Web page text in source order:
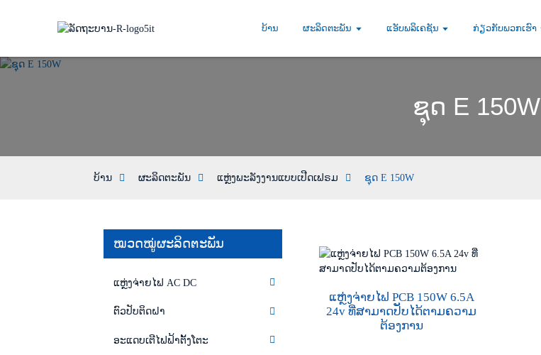
ບ້ານ ຜະລິດຕະພັນ ແອັບພລິເຄຊັນ ກ່ຽວກັບພວກເຮົາ
ຊຸດ E 150W
ບ້ານ ຜະລິດຕະພັນ ແຫຼ່ງພະລັງງານແບບເປີດເຟຣມ ຊຸດ E 150W
ໝວດໝູ່ຜະລິດຕະພັນ
ແຫຼ່ງຈ່າຍໄຟ AC DC
ຕົວປັບຕິດຝາ
ອະແດບເຕີໄຟຟ້າຕັ້ງໂຕະ
ແຫຼ່ງຈ່າຍໄຟ PCB 150W 6.5A
24v ທີ່ສາມາດປັບໄດ້ຕາມຄວາມ
ຕ້ອງການ